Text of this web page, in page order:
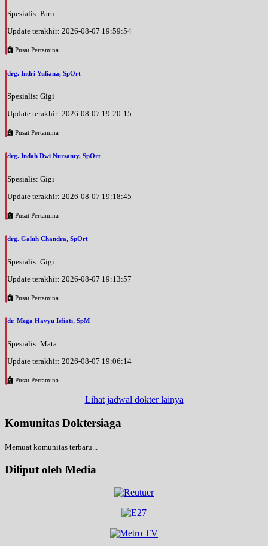
Spesialis: Paru
Update terakhir: 2026-08-07 19:59:54
Pusat Pertamina
drg. Indri Yuliana, SpOrt
Spesialis: Gigi
Update terakhir: 2026-08-07 19:20:15
Pusat Pertamina
drg. Indah Dwi Nursanty, SpOrt
Spesialis: Gigi
Update terakhir: 2026-08-07 19:18:45
Pusat Pertamina
drg. Galuh Chandra, SpOrt
Spesialis: Gigi
Update terakhir: 2026-08-07 19:13:57
Pusat Pertamina
dr. Mega Hayyu Isfiati, SpM
Spesialis: Mata
Update terakhir: 2026-08-07 19:06:14
Pusat Pertamina
Lihat jadwal dokter lainya
Komunitas Doktersiaga
Memuat komunitas terbaru...
Diliput oleh Media